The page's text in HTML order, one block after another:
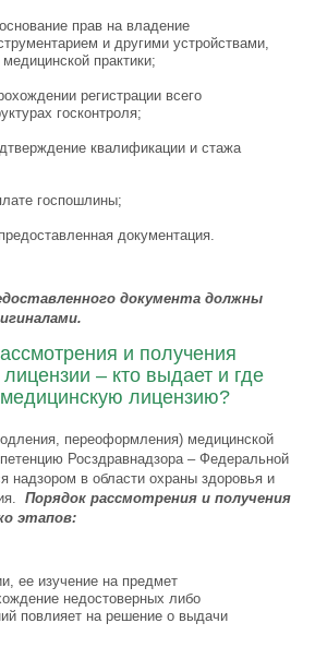
прав на владение
и другими устройствами,
практики;
регистрации всего
госконтроля;
квалификации и стажа
госпошлины;
документация.
документа должны
и получения
– кто выдает и где
медицинскую лицензию?
переоформления) медицинской
Росздравнадзора – Федеральной
в области охраны здоровья и
Порядок рассмотрения и получения
этапов:
ее изучение на предмет
недостоверных либо
повлияет на решение о выдачи